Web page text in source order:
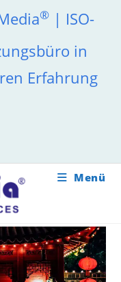
® | ISO-
in
Erfahrung
Menü